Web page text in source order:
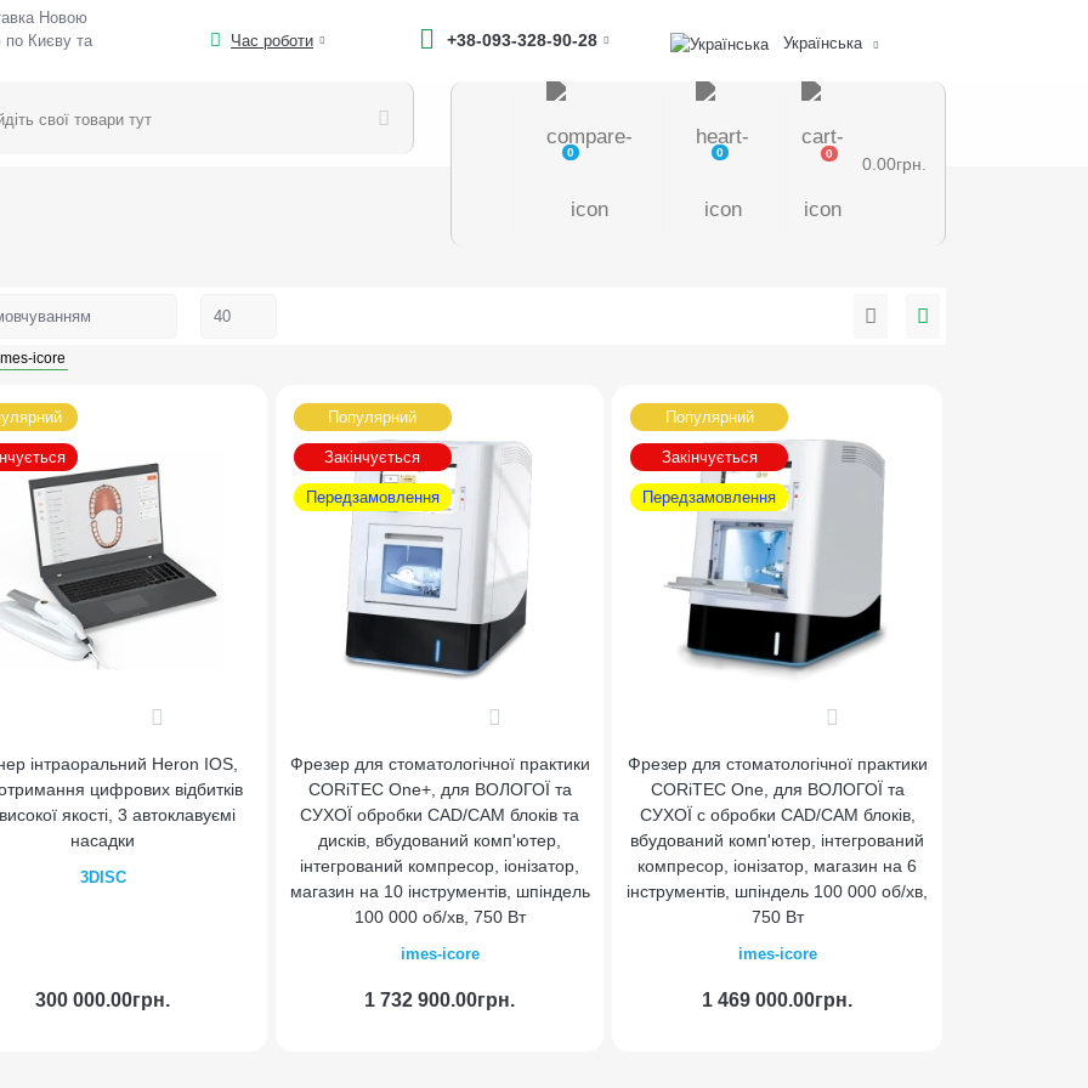
Новою
Києву та
Час роботи +38-093-328-90-28 Українська
0 0 0
0.00грн.
icore
інтраоральний Heron IOS,
цифрових відбитків
якості, 3 автоклавуємі
насадки
3DISC
300 000.00грн.
До кошика
Популярний
Закінчується
Передзамовлення
Фрезер для стоматологічної практики
CORiTEC One+, для ВОЛОГОЇ та
СУХОЇ обробки CAD/CAM блоків та
дисків, вбудований комп'ютер,
інтегрований компресор, іонізатор,
магазин на 10 інструментів, шпіндель
100 000 об/хв, 750 Вт
imes-icore
1 732 900.00грн.
До кошика
Популярний
Закінчується
Передзамовлення
Фрезер для стоматологічної практики
CORiTEC One, для ВОЛОГОЇ та
СУХОЇ с обробки CAD/CAM блоків,
вбудований комп'ютер, інтегрований
компресор, іонізатор, магазин на 6
інструментів, шпіндель 100 000 об/хв,
750 Вт
imes-icore
1 469 000.00грн.
До кошика